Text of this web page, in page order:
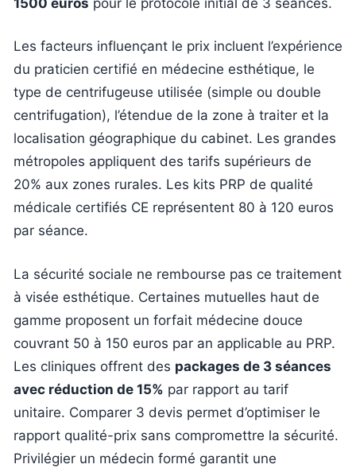
Les facteurs influençant le prix incluent l’expérience
du praticien certifié en médecine esthétique, le
type de centrifugeuse utilisée (simple ou double
centrifugation), l’étendue de la zone à traiter et la
localisation géographique du cabinet. Les grandes
métropoles appliquent des tarifs supérieurs de
20% aux zones rurales. Les kits PRP de qualité
médicale certifiés CE représentent 80 à 120 euros
par séance.
La sécurité sociale ne rembourse pas ce traitement
à visée esthétique. Certaines mutuelles haut de
gamme proposent un forfait médecine douce
couvrant 50 à 150 euros par an applicable au PRP.
Les cliniques offrent des packages de 3 séances
avec réduction de 15% par rapport au tarif
unitaire. Comparer 3 devis permet d’optimiser le
rapport qualité-prix sans compromettre la sécurité.
Privilégier un médecin formé garantit une